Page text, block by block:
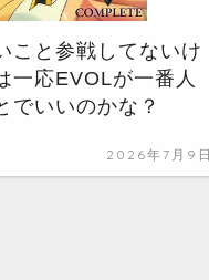
こと参戦してないけ
一応EVOLが一番人
でいいのかな？
2026年7月9